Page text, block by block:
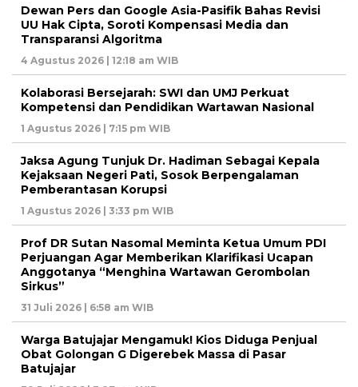
Dewan Pers dan Google Asia-Pasifik Bahas Revisi
UU Hak Cipta, Soroti Kompensasi Media dan
Transparansi Algoritma
4 Agustus 2026 | 12:18 am WIB
Kolaborasi Bersejarah: SWI dan UMJ Perkuat
Kompetensi dan Pendidikan Wartawan Nasional
1 Agustus 2026 | 7:15 pm WIB
Jaksa Agung Tunjuk Dr. Hadiman Sebagai Kepala
Kejaksaan Negeri Pati, Sosok Berpengalaman
Pemberantasan Korupsi
1 Agustus 2026 | 3:33 pm WIB
Prof DR Sutan Nasomal Meminta Ketua Umum PDI
Perjuangan Agar Memberikan Klarifikasi Ucapan
Anggotanya “Menghina Wartawan Gerombolan
Sirkus”
31 Juli 2026 | 6:58 am WIB
Warga Batujajar Mengamuk! Kios Diduga Penjual
Obat Golongan G Digerebek Massa di Pasar
Batujajar